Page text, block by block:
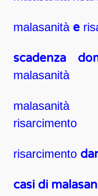
malasanità e
scadenza
malasanità
malasanità
risarcimento
risarcimento
casi di